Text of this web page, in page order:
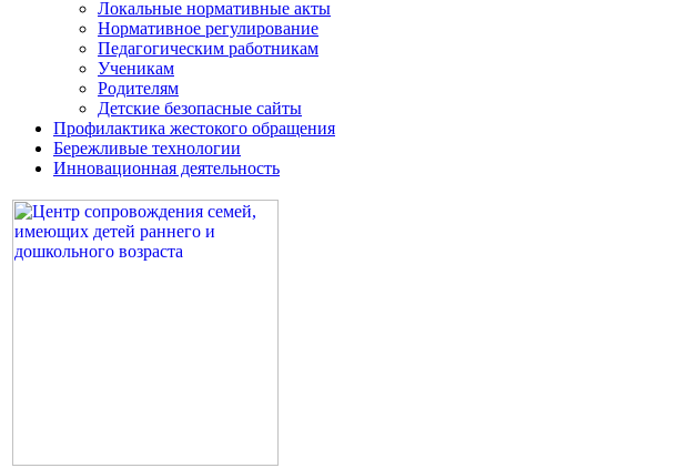
Локальные нормативные акты
Нормативное регулирование
Педагогическим работникам
Ученикам
Родителям
Детские безопасные сайты
Профилактика жестокого обращения
Бережливые технологии
Инновационная деятельность